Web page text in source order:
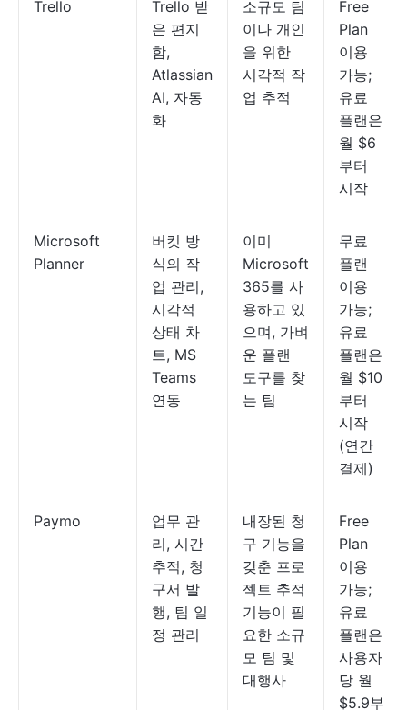
Trello
Trello 받
은 편지
함,
Atlassian
AI, 자동
화
소규모 팀
이나 개인
을 위한
시각적 작
업 추적
Free
Plan
이용
가능;
유료
플랜은
월 $6
부터
시작
Microsoft
Planner
버킷 방
식의 작
업 관리,
시각적
상태 차
트, MS
Teams
연동
이미
Microsoft
365를 사
용하고 있
으며, 가벼
운 플랜
도구를 찾
는 팀
무료
플랜
이용
가능;
유료
플랜은
월 $10
부터
시작
(연간
결제)
Paymo
업무 관
리, 시간
추적, 청
구서 발
행, 팀 일
정 관리
내장된 청
구 기능을
갖춘 프로
젝트 추적
기능이 필
요한 소규
모 팀 및
대행사
Free
Plan
이용
가능;
유료
플랜은
사용자
당 월
$5.9부